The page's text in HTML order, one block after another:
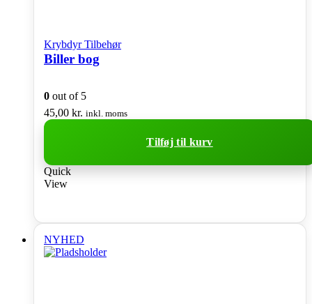
Krybdyr Tilbehør
Biller bog
0 out of 5
45,00 kr. inkl. moms
Tilføj til kurv
Quick
View
NYHED